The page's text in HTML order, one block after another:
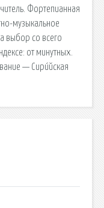
Фортепианная
музыкальное
выбор со всего
от минутных.